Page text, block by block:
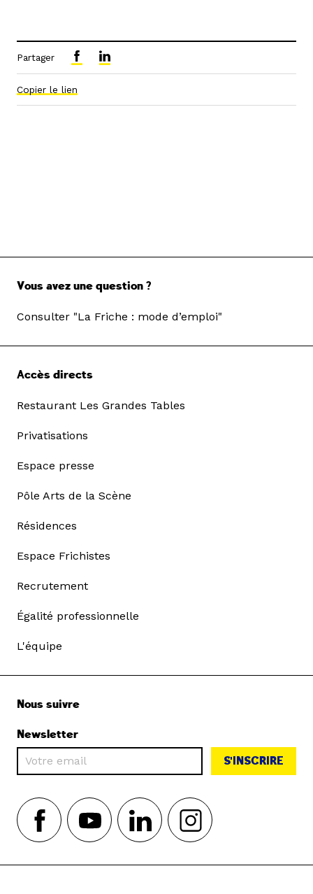
Partager
Copier le lien
Vous avez une question ?
Consulter "La Friche : mode d’emploi"
Accès directs
Restaurant Les Grandes Tables
Privatisations
Espace presse
Pôle Arts de la Scène
Résidences
Espace Frichistes
Recrutement
Égalité professionnelle
L'équipe
Nous suivre
Newsletter
S'INSCRIRE